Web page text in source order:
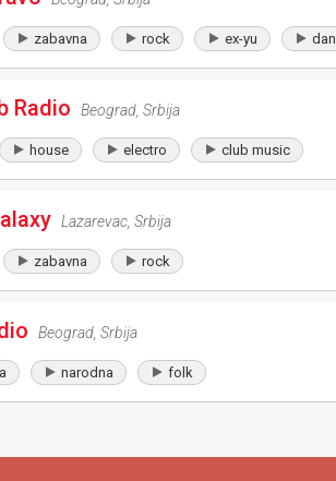
zabavna rock ex-yu
Radio Beograd Srbija
house electro club music
Lazarevac Srbija
zabavna rock
Beograd Srbija
narodna folk